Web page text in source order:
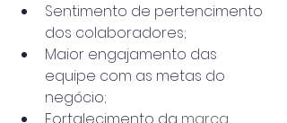
Sentimento de pertencimento
dos colaboradores;
Maior engajamento das
equipe com as metas do
negócio;